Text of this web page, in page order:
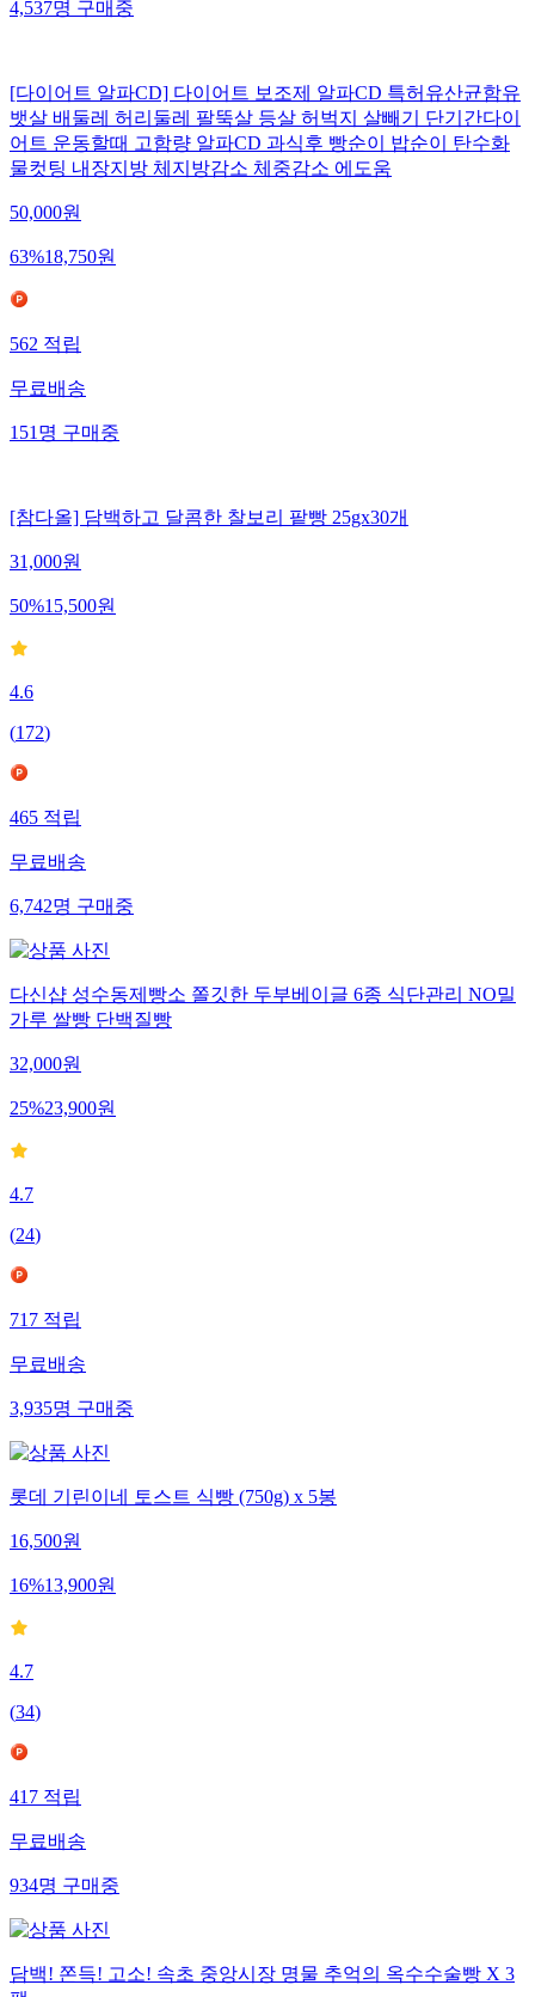
4,537명구매중
[다이어트 알파CD] 다이어트 보조제 알파CD 특허유산균함유
뱃살 배둘레 허리둘레 팔뚝살 등살 허벅지 살빼기 단기간다이
어트 운동할때 고함량 알파CD 과식후 빵순이 밥순이 탄수화
물컷팅 내장지방 체지방감소 체중감소 에도움
50,000원
63%18,750원
562적립
무료배송
151명구매중
[참다올] 담백하고 달콤한 찰보리 팥빵 25gx30개
31,000원
50%15,500원
4.6
(172)
465적립
무료배송
6,742명구매중
다신샵 성수동제빵소 쫄깃한 두부베이글 6종 식단관리 NO밀
가루 쌀빵 단백질빵
32,000원
25%23,900원
4.7
(24)
717적립
무료배송
3,935명구매중
롯데 기린이네 토스트 식빵 (750g) x 5봉
16,500원
16%13,900원
4.7
(34)
417적립
무료배송
934명구매중
담백! 쫀득! 고소! 속초 중앙시장 명물 추억의 옥수수술빵 X 3